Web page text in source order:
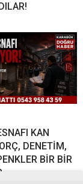
KAN
DENETİM,
BİR BİR